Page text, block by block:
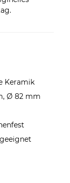
Keramik
Ø 82 mm